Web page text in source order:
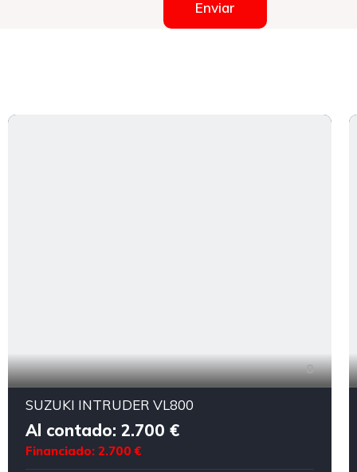
Enviar
8
SUZUKI INTRUDER VL800
Al contado: 2.700 €
Financiado: 2.700 €